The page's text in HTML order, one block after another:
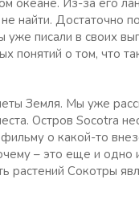
океане. Из-за его
найти. Достаточно
писали в своих
понятий о том, что
Земля. Мы уже
Остров Socotra
о какой-то
– это еще и одно
растений Сокотры